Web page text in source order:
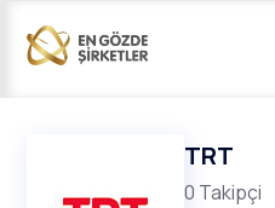
TRT
0 Takipçi